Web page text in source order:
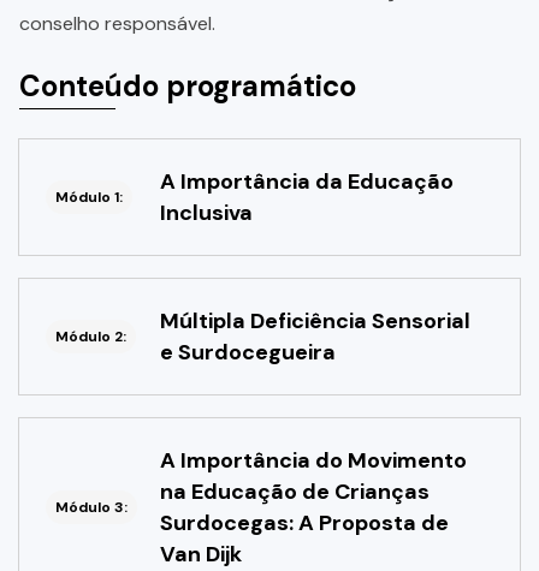
conselho responsável.
Conteúdo programático
Módulo 1:
A Importância da Educação
Inclusiva
Módulo 2:
Múltipla Deficiência Sensorial
e Surdocegueira
Módulo 3:
A Importância do Movimento
na Educação de Crianças
Surdocegas: A Proposta de
Van Dijk